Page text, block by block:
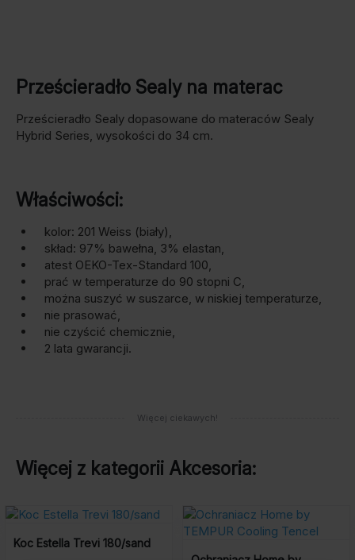
Prześcieradło Sealy na materac
Prześcieradło Sealy dopasowane do materaców Sealy
Hybrid Series, wysokości do 34 cm.
Właściwości:
kolor: 201 Weiss (biały),
skład: 97% bawełna, 3% elastan,
atest OEKO-Tex-Standard 100,
prać w temperaturze do 90 stopni C,
można suszyć w suszarce, w niskiej temperaturze,
nie prasować,
nie czyścić chemicznie,
2 lata gwarancji.
Więcej ciekawych!
Więcej z kategorii Akcesoria:
Koc Estella Trevi 180/sand